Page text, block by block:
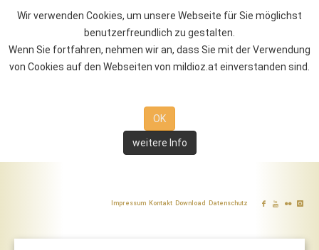
Wir verwenden Cookies, um unsere Webseite für Sie möglichst
benutzerfreundlich zu gestalten.
Wenn Sie fortfahren, nehmen wir an, dass Sie mit der Verwendung
von Cookies auf den Webseiten von mildioz.at einverstanden sind.
OK
weitere Info
Impressum Kontakt Download Datenschutz